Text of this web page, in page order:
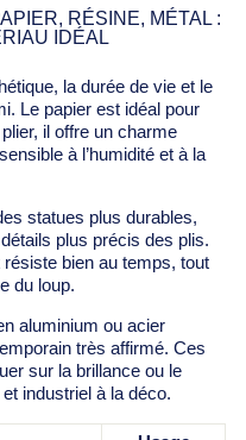
RÉSINE, MÉTAL :
IDÉAL
la durée de vie et le
Le papier est idéal pour
il offre un charme
à l’humidité et à la
statues plus durables,
plus précis des plis.
bien au temps, tout
du loup.
aluminium ou acier
très affirmé. Ces
sur la brillance ou le
industriel à la déco.